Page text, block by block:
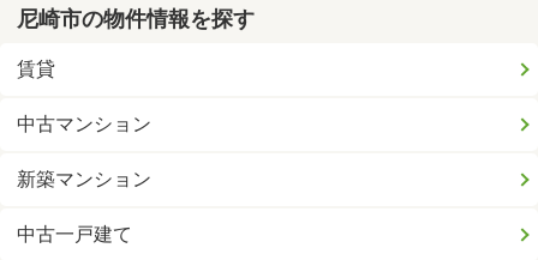
尼崎市の物件情報を探す
賃貸
中古マンション
新築マンション
中古一戸建て